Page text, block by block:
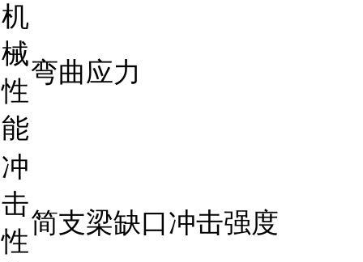
机
械
性
能
弯曲应力
冲
击
性
简支梁缺口冲击强度